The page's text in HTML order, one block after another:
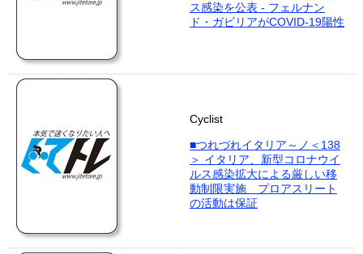
ス感染を公表 - フェルナン
ド・ガビリアがCOVID-19陽性
Cyclist
■つれづれイタリア～ノ＜138
＞ イタリア、新型コロナウイ
ルス感染拡大による厳しい移
動制限実施 プロアスリート
の活動は保証